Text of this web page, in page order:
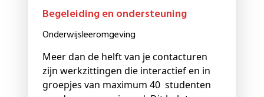
Begeleiding en ondersteuning
Onderwijsleeromgeving
Meer dan de helft van je contacturen
zijn werkzittingen die interactief en in
groepjes van maximum 40 studenten